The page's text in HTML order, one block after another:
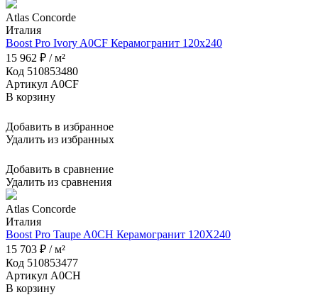
Atlas Concorde
Италия
Boost Pro Ivory A0CF Керамогранит 120x240
15 962 ₽ / м²
Код 510853480
Артикул A0CF
В корзину
Добавить в избранное
Удалить из избранных
Добавить в сравнение
Удалить из сравнения
Atlas Concorde
Италия
Boost Pro Taupe A0CH Керамогранит 120X240
15 703 ₽ / м²
Код 510853477
Артикул A0CH
В корзину